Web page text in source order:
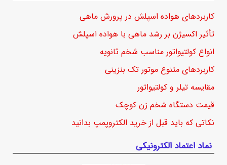
کاربردهای هواده اسپلش در پرورش ماهی
تأثیر اکسیژن بر رشد ماهی با هواده اسپلش
انواع کولتیواتور مناسب شخم ثانویه
کاربردهای متنوع موتور تک بنزینی
مقایسه تیلر و کولتیواتور
قیمت دستگاه شخم زن کوچک
نکاتی که باید قبل از خرید الکتروپمپ بدانید
نماد اعتماد الکترونیکی